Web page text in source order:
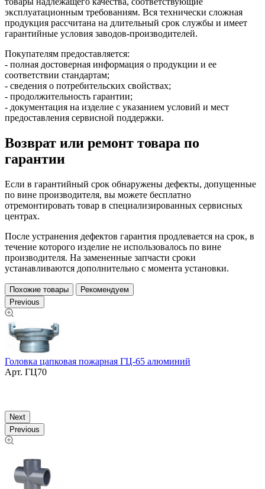
эксплуатационным требованиям. Вся технически сложная
продукция рассчитана на длительный срок службы и имеет
гарантийные условия заводов-производителей.
Покупателям предоставляется:
- полная достоверная информация о продукции и ее
соответствии стандартам;
- сведения о потребительских свойствах;
- продолжительность гарантии;
- документация на изделие с указанием условий и мест
предоставления сервисной поддержки.
Возврат или ремонт товара по
гарантии
Если в гарантийный срок обнаружены дефекты, допущенные
по вине производителя, вы можете бесплатно
отремонтировать товар в специализированных сервисных
центрах.
После устранения дефектов гарантия продлевается на срок, в
течение которого изделие не использовалось по вине
производителя. На замененные запчасти сроки
устанавливаются дополнительно с момента установки.
Похожие товары
Рекомендуем
Previous
Головка цапковая пожарная ГЦ-65 алюминий
Арт. ГЦ70
Next
Previous